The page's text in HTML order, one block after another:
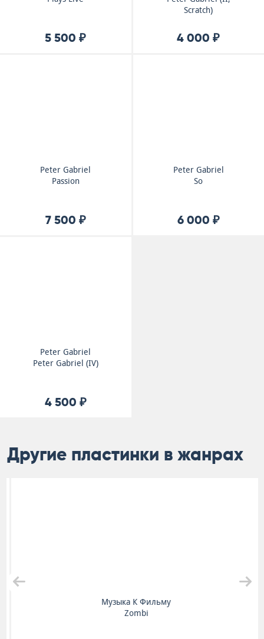
5 500 ₽
Scratch)
4 000 ₽
Peter Gabriel
Passion
7 500 ₽
Peter Gabriel
So
6 000 ₽
Peter Gabriel
Peter Gabriel (IV)
4 500 ₽
Другие пластинки в жанрах
Музыка К Фильму
Zombi